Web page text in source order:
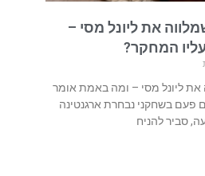
את ליונל מסי –
המחקר?
ליונל מסי – ומה באמת אומר
פעם בשחקני נבחרת ארגנטינה
סביר להניח